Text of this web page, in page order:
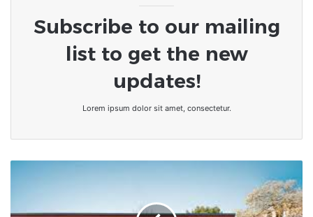
Subscribe to our mailing
list to get the new
updates!
Lorem ipsum dolor sit amet, consectetur.
établissements